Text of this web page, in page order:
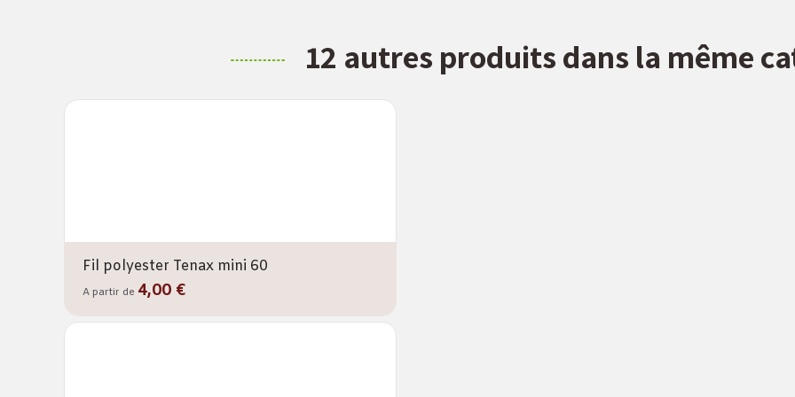
12 autres produits dans la même
Fil polyester Tenax mini 60
A partir de 4,00 €